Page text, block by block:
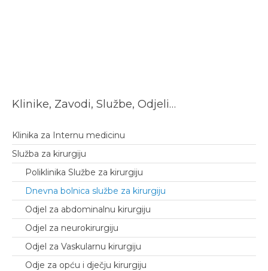
Klinike, Zavodi, Službe, Odjeli…
Klinika za Internu medicinu
Služba za kirurgiju
Poliklinika Službe za kirurgiju
Dnevna bolnica službe za kirurgiju
Odjel za abdominalnu kirurgiju
Odjel za neurokirurgiju
Odjel za Vaskularnu kirurgiju
Odje za opću i dječju kirurgiju